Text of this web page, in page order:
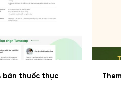
bán thuốc thực